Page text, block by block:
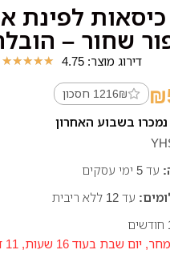
סט 2 כיסאות
שחור –
דירוג מוצר: 4.75 ★
★
★
★
★
₪ 1216₪ חסכון
עד 5
ימי עסקים
עד 12 ללא ריבית
יום שבת בעוד 16 שעות, 11 דקות, 38 שניות